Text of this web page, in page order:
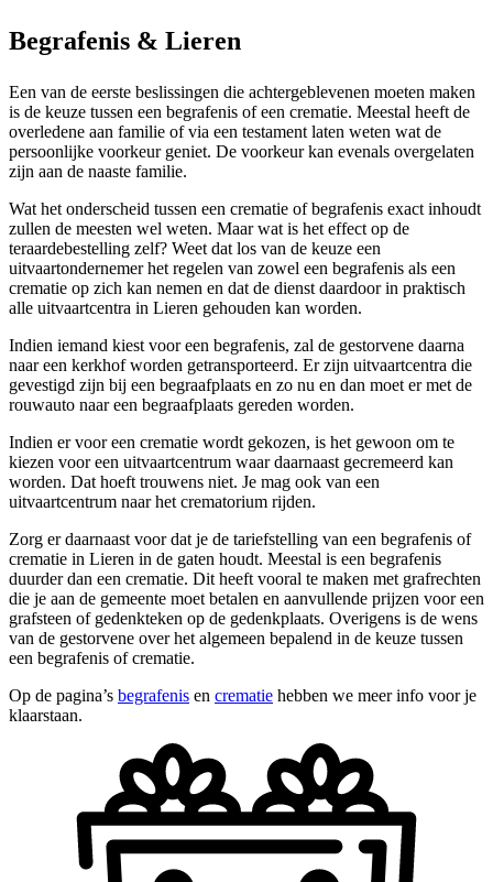
Begrafenis & Lieren
Een van de eerste beslissingen die achtergeblevenen moeten maken
is de keuze tussen een begrafenis of een crematie. Meestal heeft de
overledene aan familie of via een testament laten weten wat de
persoonlijke voorkeur geniet. De voorkeur kan evenals overgelaten
zijn aan de naaste familie.
Wat het onderscheid tussen een crematie of begrafenis exact inhoudt
zullen de meesten wel weten. Maar wat is het effect op de
teraardebestelling zelf? Weet dat los van de keuze een
uitvaartondernemer het regelen van zowel een begrafenis als een
crematie op zich kan nemen en dat de dienst daardoor in praktisch
alle uitvaartcentra in Lieren gehouden kan worden.
Indien iemand kiest voor een begrafenis, zal de gestorvene daarna
naar een kerkhof worden getransporteerd. Er zijn uitvaartcentra die
gevestigd zijn bij een begraafplaats en zo nu en dan moet er met de
rouwauto naar een begraafplaats gereden worden.
Indien er voor een crematie wordt gekozen, is het gewoon om te
kiezen voor een uitvaartcentrum waar daarnaast gecremeerd kan
worden. Dat hoeft trouwens niet. Je mag ook van een
uitvaartcentrum naar het crematorium rijden.
Zorg er daarnaast voor dat je de tariefstelling van een begrafenis of
crematie in Lieren in de gaten houdt. Meestal is een begrafenis
duurder dan een crematie. Dit heeft vooral te maken met grafrechten
die je aan de gemeente moet betalen en aanvullende prijzen voor een
grafsteen of gedenkteken op de gedenkplaats. Overigens is de wens
van de gestorvene over het algemeen bepalend in de keuze tussen
een begrafenis of crematie.
Op de pagina’s begrafenis en crematie hebben we meer info voor je
klaarstaan.